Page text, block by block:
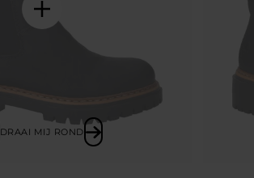
DRAAI MIJ ROND